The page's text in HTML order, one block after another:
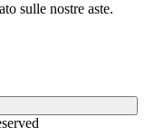
sulle nostre aste.